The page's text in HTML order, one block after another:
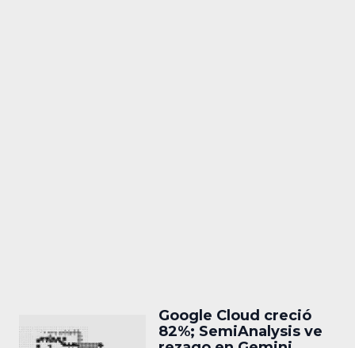
Google Cloud creció
82%; SemiAnalysis ve